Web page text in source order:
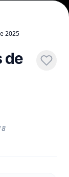
2025
de